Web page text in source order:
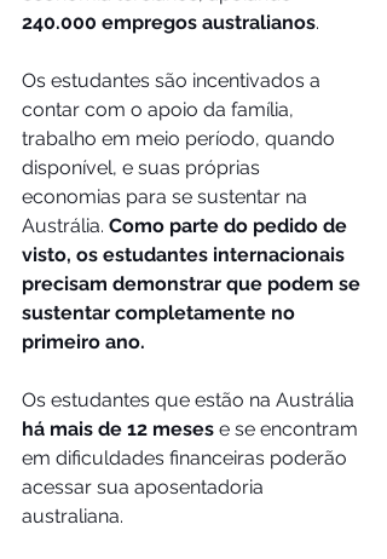
240.000 empregos australianos.
Os estudantes são incentivados a
contar com o apoio da família,
trabalho em meio período, quando
disponível, e suas próprias
economias para se sustentar na
Austrália. Como parte do pedido de
visto, os estudantes internacionais
precisam demonstrar que podem se
sustentar completamente no
primeiro ano.
Os estudantes que estão na Austrália
há mais de 12 meses e se encontram
em dificuldades financeiras poderão
acessar sua aposentadoria
australiana.